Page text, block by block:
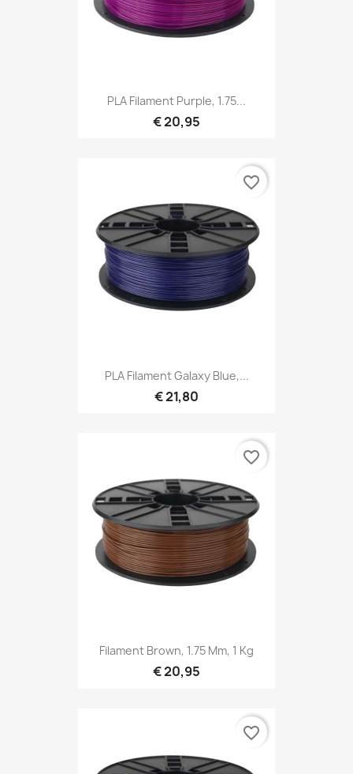
PLA Filament Purple, 1.75...
€ 20,95
PLA Filament Galaxy Blue,...
€ 21,80
favorite_border
Filament Brown, 1.75 Mm, 1 Kg
€ 20,95
favorite_border
favorite_border